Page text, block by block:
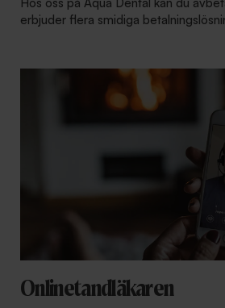
erbjuder flera smidiga
Onlinetandläkaren